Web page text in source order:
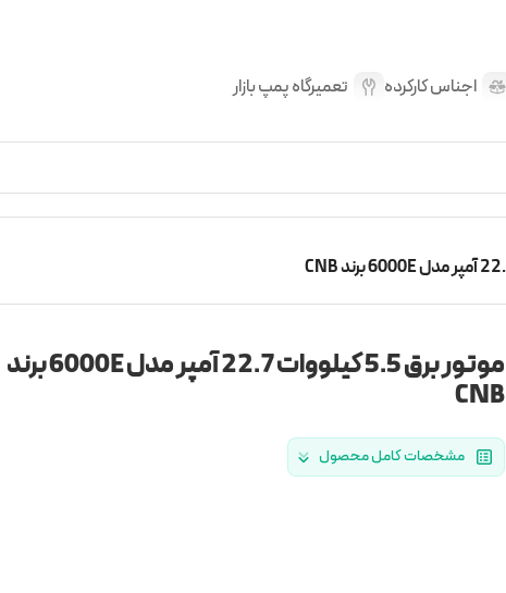
اجناس کارکرده تعمیرگاه پمپ بازار
موتور برق 5.5 کیلووات 22.7 آمپر مدل 6000E برند
CNB
مشخصات کامل محصول